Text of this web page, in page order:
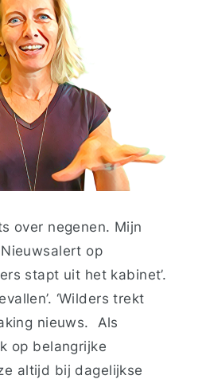
over negenen. Mijn
op
stapt uit het kabinet’.
‘Wilders trekt
nieuws. Als
op belangrijke
altijd bij dagelijkse
Vacatures